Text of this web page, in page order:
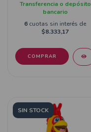
Transferencia o depósito
bancario
6 cuotas sin interés de
$8.333,17
SIN STOCK